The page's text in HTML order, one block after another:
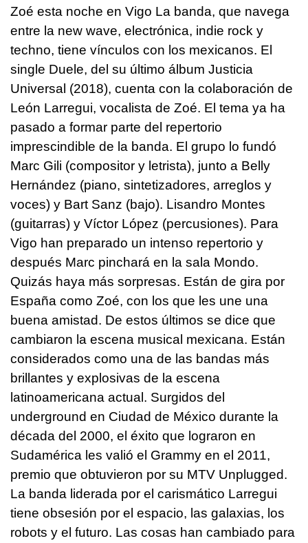
Zoé esta noche en Vigo La banda, que navega
entre la new wave, electrónica, indie rock y
techno, tiene vínculos con los mexicanos. El
single Duele, del su último álbum Justicia
Universal (2018), cuenta con la colaboración de
León Larregui, vocalista de Zoé. El tema ya ha
pasado a formar parte del repertorio
imprescindible de la banda. El grupo lo fundó
Marc Gili (compositor y letrista), junto a Belly
Hernández (piano, sintetizadores, arreglos y
voces) y Bart Sanz (bajo). Lisandro Montes
(guitarras) y Víctor López (percusiones). Para
Vigo han preparado un intenso repertorio y
después Marc pinchará en la sala Mondo.
Quizás haya más sorpresas. Están de gira por
España como Zoé, con los que les une una
buena amistad. De estos últimos se dice que
cambiaron la escena musical mexicana. Están
considerados como una de las bandas más
brillantes y explosivas de la escena
latinoamericana actual. Surgidos del
underground en Ciudad de México durante la
década del 2000, el éxito que lograron en
Sudamérica les valió el Grammy en el 2011,
premio que obtuvieron por su MTV Unplugged.
La banda liderada por el carismático Larregui
tiene obsesión por el espacio, las galaxias, los
robots y el futuro. Las cosas han cambiado para